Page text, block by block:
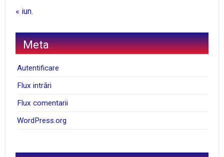
« iun.
Meta
Autentificare
Flux intrări
Flux comentarii
WordPress.org